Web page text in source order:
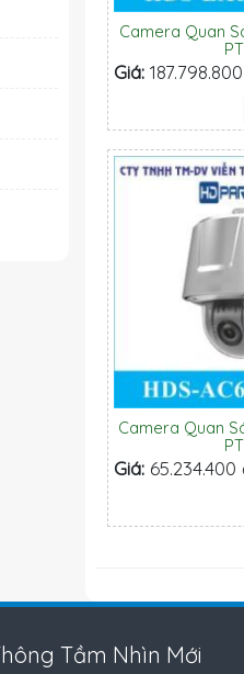
Camera Quan
Giá:
Camera Quan
Giá: 65.234.400
Tầm Nhìn Mới